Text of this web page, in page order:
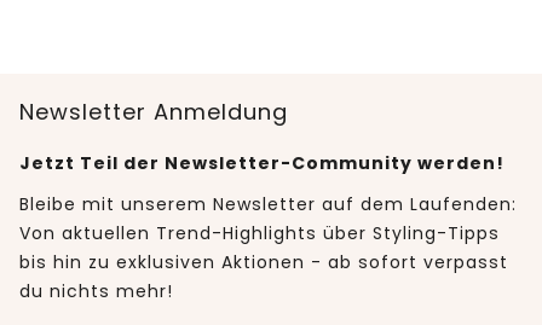
Newsletter Anmeldung
Jetzt Teil der Newsletter-Community werden!
Bleibe mit unserem Newsletter auf dem Laufenden:
Von aktuellen Trend-Highlights über Styling-Tipps
bis hin zu exklusiven Aktionen - ab sofort verpasst
du nichts mehr!